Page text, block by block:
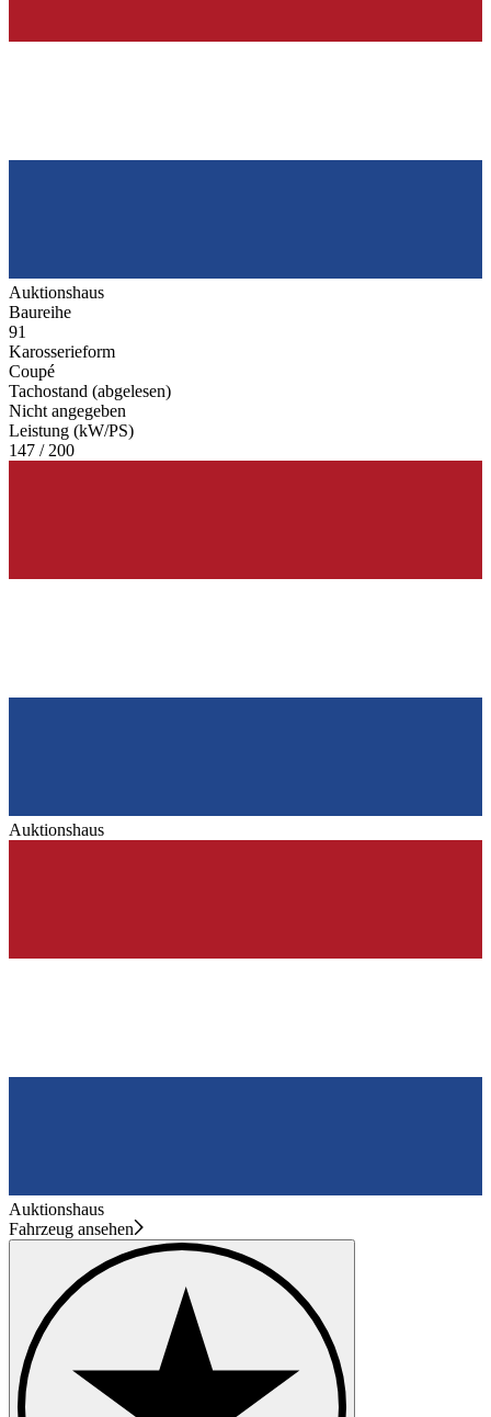
Auktionshaus
Baureihe
91
Karosserieform
Coupé
Tachostand (abgelesen)
Nicht angegeben
Leistung (kW/PS)
147 / 200
Auktionshaus
Auktionshaus
Fahrzeug ansehen